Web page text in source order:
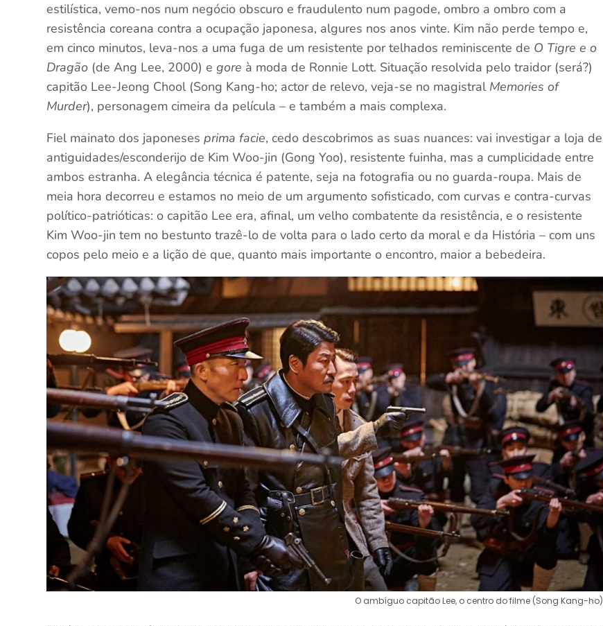
estilística, vemo-nos num negócio obscuro e fraudulento num pagode, ombro a ombro com a
resistência coreana contra a ocupação japonesa, algures nos anos vinte. Kim não perde tempo e,
em cinco minutos, leva-nos a uma fuga de um resistente por telhados reminiscente de O Tigre e o
Dragão (de Ang Lee, 2000) egore à moda de Ronnie Lott. Situação resolvida pelo traidor (será?)
capitão Lee-Jeong Chool (Song Kang-ho; actor de relevo, veja-se no magistral Memories of
Murder), personagem cimeira da película – e também a mais complexa.
Fiel mainato dos japonesesprima facie, cedo descobrimos as suas nuances: vai investigar a loja de
antiguidades/esconderijo de Kim Woo-jin (Gong Yoo), resistente fuinha, mas a cumplicidade entre
ambos estranha. A elegância técnica é patente, seja na fotografia ou no guarda-roupa. Mais de
meia hora decorreu e estamos no meio de um argumento sofisticado, com curvas e contra-curvas
político-patrióticas: o capitão Lee era, afinal, um velho combatente da resistência, e o resistente
Kim Woo-jin tem no bestunto trazê-lo de volta para o lado certo da moral e da História – com uns
copos pelo meio e a lição de que, quanto mais importante o encontro, maior a bebedeira.
O ambíguo capitão Lee, o centro do filme (Song Kang-ho)